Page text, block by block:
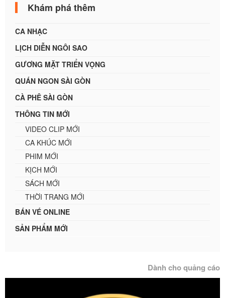
Khám phá thêm
CA NHẠC
LỊCH DIỄN NGÔI SAO
GƯƠNG MẶT TRIỂN VỌNG
QUÁN NGON SÀI GÒN
CÀ PHÊ SÀI GÒN
THÔNG TIN MỚI
VIDEO CLIP MỚI
CA KHÚC MỚI
PHIM MỚI
KỊCH MỚI
SÁCH MỚI
THỜI TRANG MỚI
BÁN VÉ ONLINE
SẢN PHẨM MỚI
Dành cho quảng cáo